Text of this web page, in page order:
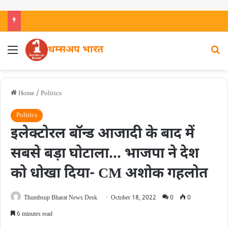
थम्सअप भारत
Home / Politics
Politics
इलेक्टोरल बॉन्ड आजादी के बाद में
सबसे बड़ा घोटाला… भाजपा ने देश
को धोखा दिया- CM अशोक गहलोत
Thumbsup Bharat News Desk October 18, 2022 0
0
6 minutes read